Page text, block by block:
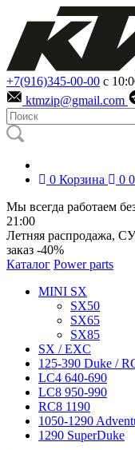
+7(916)345-00-00 с
ktmzip@gmail.com
0 Корзина 0 0
Мы всегда работаем
21:00
Летняя распродажа,
заказ -40%
Каталог Power parts
MINI SX
SX50
SX65
SX85
SX / EXC
125-390 Duke /
LC4 640-690
LC8 950-990
RC8 1190
1050-1290
1290 SuperDuke